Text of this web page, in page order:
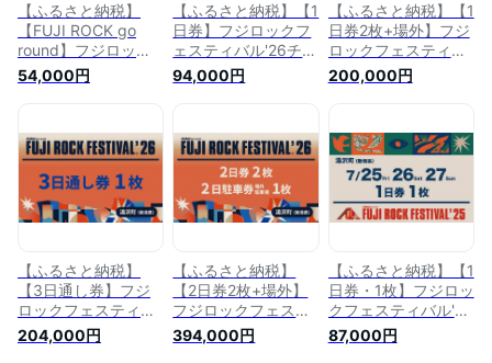
【ふるさと納税】
【FUJI ROCK go
round】フジロック
フェスティバル '25
FRF Fuji Rock
54,000円
【ふるさと納税】【1
日券】フジロックフ
ェスティバル'26チケ
ット（おひとり様1申
込4枚限り）FRF
FESTIVAL
94,000円
【ふるさと納税】【1
日券2枚+場外】フジ
ロックフェスティバ
ル'26チケット+場外
駐車券（おひとり様1
ROCK FESTIVAL
200,000円
【ふるさと納税】
【3日通し券】フジ
ロックフェスティバ
ル'26チケット
7/24(金)〜7/26(日)
204,000円
【ふるさと納税】
【2日券2枚+場外】
フジロックフェステ
ィバル'26チケット
+場外駐車場券（お
394,000円
【ふるさと納税】【1
日券・1枚】フジロッ
クフェスティバル'25
チケット（おひとり
様1申込4枚限り）
87,000円